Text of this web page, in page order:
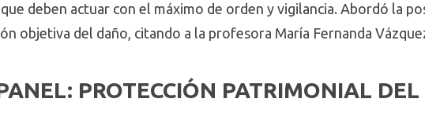
deben actuar con el máximo de orden y vigilancia. Abordó la
objetiva del daño, citando a la profesora María Fernanda
PROTECCIÓN PATRIMONIAL DEL